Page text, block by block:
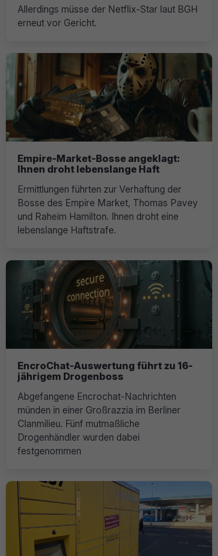
Allerdings müsse der Netflix-Star laut BGH
erneut vor Gericht.
Empire-Market-Bosse angeklagt:
Ihnen droht lebenslange Haft
Ermittlungen führten zur Verhaftung der
Bosse des Empire Market, Thomas Pavey
und Raheim Hamilton. Ihnen droht eine
lebenslange Haftstrafe.
EncroChat-Auswertung führt zu 16-
jährigem Drogenboss
Abgefangene Encrochat-Nachrichten
münden in einer Großrazzia im Berliner
Clanmilieu. Fünf mutmaßliche
Drogenhändler wurden dabei
festgenommen